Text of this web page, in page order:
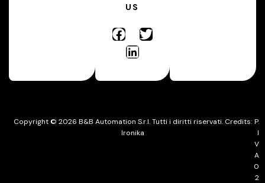
US
Copyright © 2026 B&B Automation S.r.l. Tutti i diritti riservati. Credits:
Ironika
P.
I
V
A
0
2